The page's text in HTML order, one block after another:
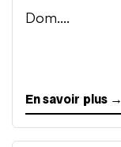
Dom....
En savoir plus →